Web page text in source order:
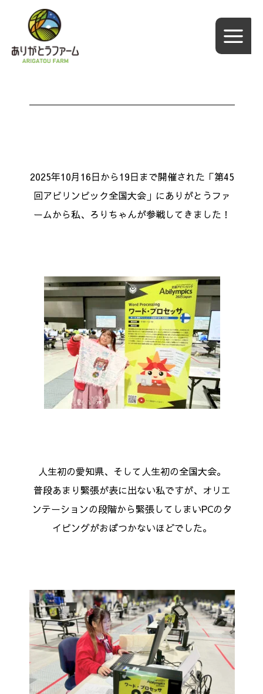
2025年10月16日から19日まで開催された「第45
回アビリンピック全国大会」にありがとうファ
ームから私、ろりちゃんが参戦してきました！
人生初の愛知県、そして人生初の全国大会。
普段あまり緊張が表に出ない私ですが、オリエ
ンテーションの段階から緊張してしまいPCのタ
イピングがおぼつかないほどでした。